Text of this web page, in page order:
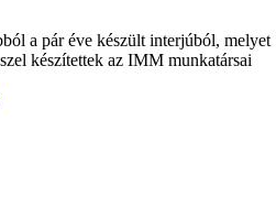
a pár éve készült interjúból, melyet
készítettek az IMM munkatársai